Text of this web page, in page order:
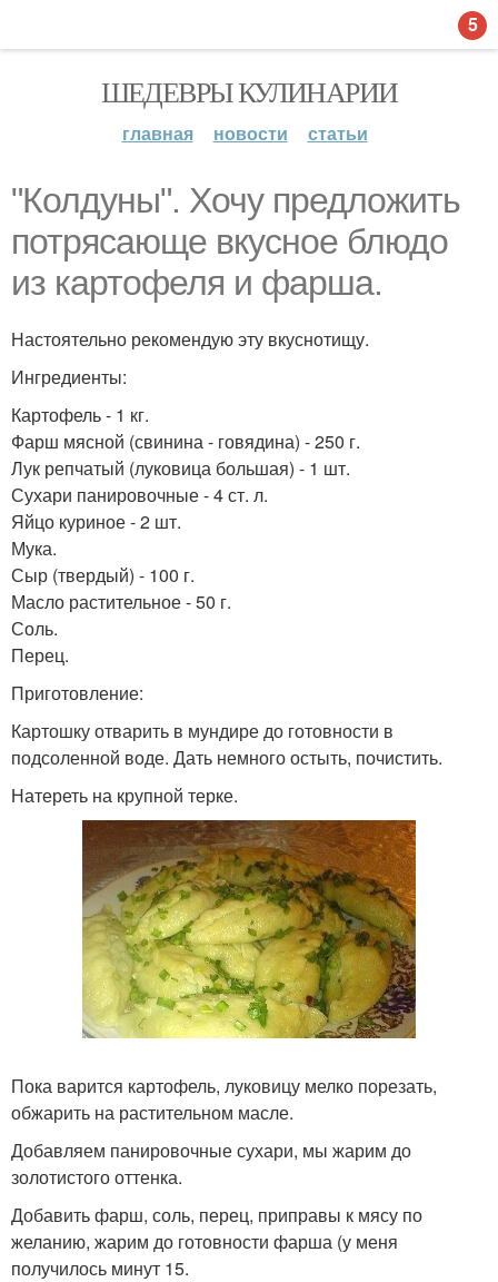
ШЕДЕВРЫ КУЛИНАРИИ
главная новости статьи
"Колдуны". Хочу предложить
потрясающе вкусное блюдо
из картофеля и фарша.
Настоятельно рекомендую эту вкуснотищу.
Ингредиенты:
Картофель - 1 кг.
Фарш мясной (свинина - говядина) - 250 г.
Лук репчатый (луковица большая) - 1 шт.
Сухари панировочные - 4 ст. л.
Яйцо куриное - 2 шт.
Мука.
Сыр (твердый) - 100 г.
Масло растительное - 50 г.
Соль.
Перец.
Приготовление:
Картошку отварить в мундире до готовности в
подсоленной воде. Дать немного остыть, почистить.
Натереть на крупной терке.
Пока варится картофель, луковицу мелко порезать,
обжарить на растительном масле.
Добавляем панировочные сухари, мы жарим до
золотистого оттенка.
Добавить фарш, соль, перец, приправы к мясу по
желанию, жарим до готовности фарша (у меня
получилось минут 15.
5